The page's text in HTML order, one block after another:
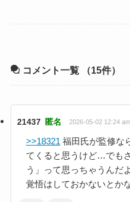
コメント一覧 （15件）
21437 匿名 2026-05-02 12:24 am
>>18321 福田氏が監修な
てくると思うけど…でも
う」って思っちゃうんだ
覚悟はしておかないとか